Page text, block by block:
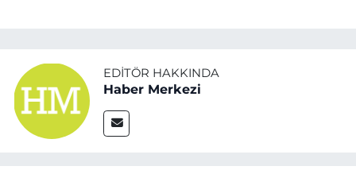
EDITÖR HAKKINDA
Haber Merkezi